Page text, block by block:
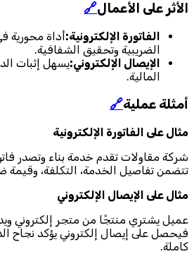
الأثر على الأعمال🔗
الفاتورة الإلكترونية:أداة محورية
الضريبية وتحقيق الشفافية.
الإيصال الإلكتروني:يسهل إثبات
المالية.
أمثلة عملية🔗
مثال على الفاتورة الإلكترونية
شركة مقاولات تقدم خدمة بناء وتصدر
تتضمن تفاصيل الخدمة، التكلفة، وقيمة
مثال على الإيصال الإلكتروني
عميل يشتري منتجًا من متجر إلكتروني
فيحصل على إيصال إلكتروني يؤكد نجاح
كاملة.